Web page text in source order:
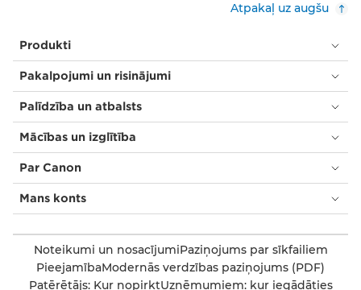
Atpakaļ uz augšu
Produkti
Pakalpojumi un risinājumi
Palīdzība un atbalsts
Mācības un izglītība
Par Canon
Mans konts
Noteikumi un nosacījumiPaziņojums par sīkfailiem
PieejamībaModernās verdzības paziņojums (PDF)
Patērētājs: Kur nopirktUzņēmumiem: kur iegādāties